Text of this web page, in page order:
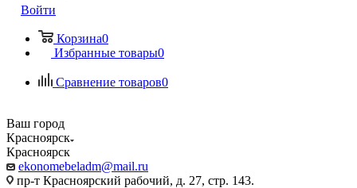
Войти
Корзина0
Избранные товары0
Сравнение товаров0
Ваш город
Красноярск
Красноярск
ekonomebeladm@mail.ru
пр-т Красноярский рабочий, д. 27, стр. 143.